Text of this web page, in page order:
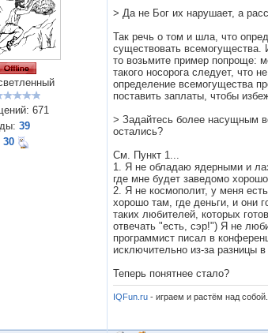
671
39
30
> Да не Бог их нарушает, а
Так речь о том и шла, что
существовать всемогущества.
то возьмите пример попроще:
такого носорога следует,
определение всемогущества
поставить заплаты, чтобы
> Задайтесь более насущным
остались?
См. Пункт 1...
1. Я не обладаю ядерными и
где мне будет заведомо
2. Я не космополит, у меня
хорошо там, где деньги, и они
таких любителей, которых
отвечать "есть, сэр!") Я не
программист писал в
исключительно из-за разницы
Теперь понятнее стало?
IQFun.ru - играем и растём над